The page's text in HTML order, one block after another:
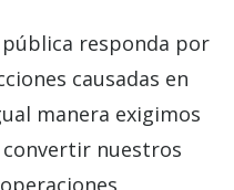
responda por
causadas en
manera exigimos
nuestros